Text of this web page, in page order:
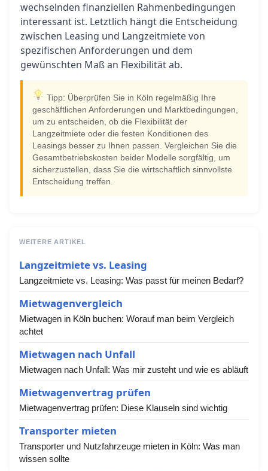
wechselnden finanziellen Rahmenbedingungen
interessant ist. Letztlich hängt die Entscheidung
zwischen Leasing und Langzeitmiete von
spezifischen Anforderungen und dem
gewünschten Maß an Flexibilität ab.
Tipp: Überprüfen Sie in Köln regelmäßig Ihre
geschäftlichen Anforderungen und Marktbedingungen,
um zu entscheiden, ob die Flexibilität der
Langzeitmiete oder die festen Konditionen des
Leasings besser zu Ihnen passen. Vergleichen Sie die
Gesamtbetriebskosten beider Modelle sorgfältig, um
sicherzustellen, dass Sie die wirtschaftlich sinnvollste
Entscheidung treffen.
WEITERE ARTIKEL
Langzeitmiete vs. Leasing
Langzeitmiete vs. Leasing: Was passt für meinen Bedarf?
Mietwagenvergleich
Mietwagen in Köln buchen: Worauf man beim Vergleich
achtet
Mietwagen nach Unfall
Mietwagen nach Unfall: Was mir zusteht und wie es abläuft
Mietwagenvertrag prüfen
Mietwagenvertrag prüfen: Diese Klauseln sind wichtig
Transporter mieten
Transporter und Nutzfahrzeuge mieten in Köln: Was man
wissen sollte